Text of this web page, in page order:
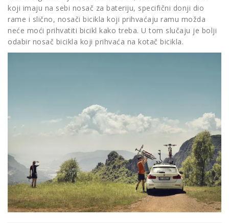
koji imaju na sebi nosač za bateriju, specifični donji dio
rame i slično, nosači bicikla koji prihvaćaju ramu možda
neće moći prihvatiti bicikl kako treba. U tom slučaju je bolji
odabir nosač bicikla koji prihvaća na kotač bicikla.